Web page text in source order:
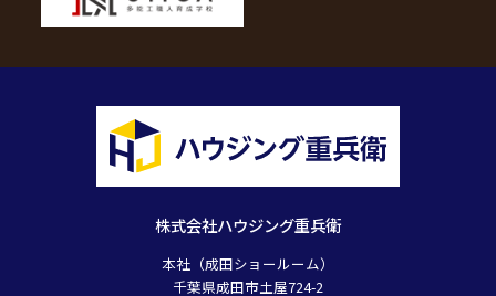
株式会社ハウジング重兵衛
本社（成田ショールーム）
千葉県成田市土屋724-2